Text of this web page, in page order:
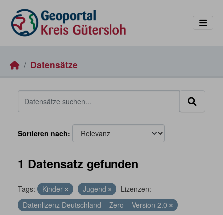
Datensätze
Sortieren nach
1 Datensatz gefunden
Tags: Kinder Jugend
Lizenzen:
Datenlizenz Deutschland – Zero – Version 2.0